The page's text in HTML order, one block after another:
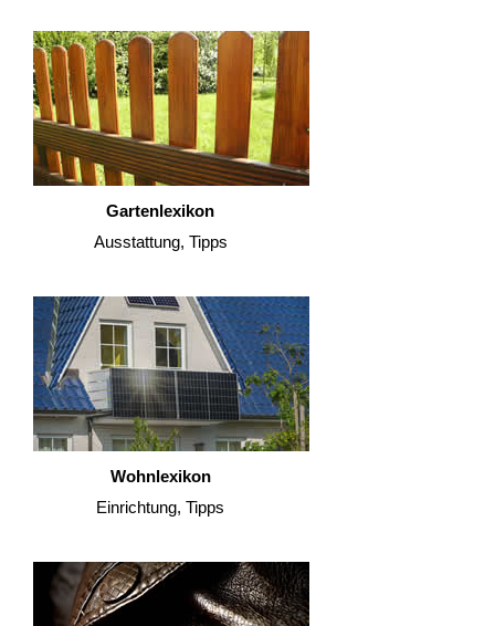
Gartenlexikon
Ausstattung, Tipps
Wohnlexikon
Einrichtung, Tipps